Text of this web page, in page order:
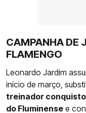
CAMPANHA DE
FLAMENGO
Leonardo Jardim
início de março,
treinador
do Fluminense e